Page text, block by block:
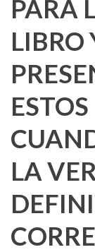
PARA
LIBRO
LA